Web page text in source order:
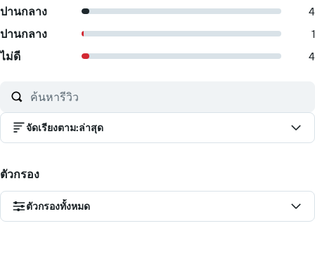
ปานกลาง
4
ปานกลาง
1
ไม่ดี
4
จัดเรียงตาม:ล่าสุด
ตัวกรอง
ตัวกรองทั้งหมด